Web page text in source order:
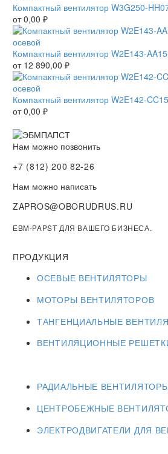
Компактный вентилятор W3G250-
от0,00 ₽
Компактный вентилятор W2E143-
от 12 890,00 ₽
Компактный вентилятор W2E142-
от0,00 ₽
Нам можно позвонить
+7 (812) 200 82-26
Нам можно написать
ZAPROS@OBORUDRUS.RU
EBM-PAPST ДЛЯ ВАШЕГО БИЗНЕСА.
ПРОДУКЦИЯ
ОСЕВЫЕ ВЕНТИЛЯТОРЫ
МОТОРЫ ВЕНТИЛЯТОРОВ
ТАНГЕНЦИАЛЬНЫЕ
ВЕНТИЛЯЦИОННЫЕ
РАДИАЛЬНЫЕ
ЦЕНТРОБЕЖНЫЕ
ЭЛЕКТРОДВИГАТЕЛИ ДЛЯ